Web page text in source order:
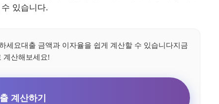
있습니다.
세요대출 금액과 이자율을 쉽게 계산할 수 있습니다지금
계산해보세요!
계산하기